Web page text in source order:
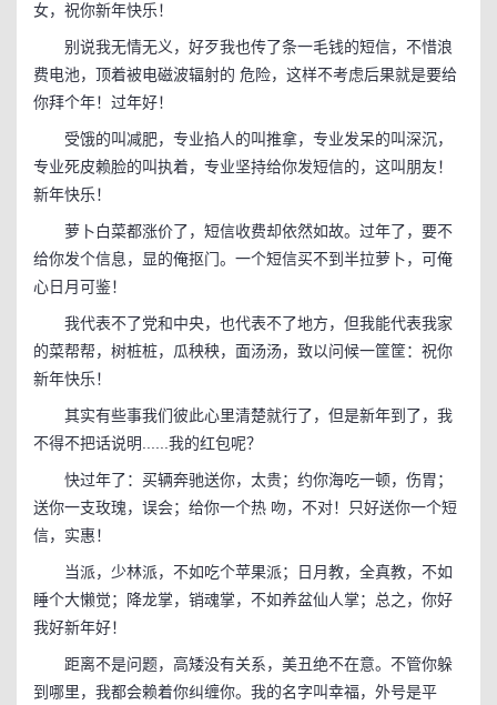
女，祝你新年快乐！
别说我无情无义，好歹我也传了条一毛钱的短信，不惜浪
费电池，顶着被电磁波辐射的 危险，这样不考虑后果就是要给
你拜个年！过年好！
受饿的叫减肥，专业掐人的叫推拿，专业发呆的叫深沉，
专业死皮赖脸的叫执着，专业坚持给你发短信的，这叫朋友！
新年快乐！
萝卜白菜都涨价了，短信收费却依然如故。过年了，要不
给你发个信息，显的俺抠门。一个短信买不到半拉萝卜，可俺
心日月可鉴！
我代表不了党和中央，也代表不了地方，但我能代表我家
的菜帮帮，树桩桩，瓜秧秧，面汤汤，致以问候一筐筐：祝你
新年快乐！
其实有些事我们彼此心里清楚就行了，但是新年到了，我
不得不把话说明......我的红包呢？
快过年了：买辆奔驰送你，太贵；约你海吃一顿，伤胃；
送你一支玫瑰，误会；给你一个热 吻，不对！只好送你一个短
信，实惠！
当派，少林派，不如吃个苹果派；日月教，全真教，不如
睡个大懒觉；降龙掌，销魂掌，不如养盆仙人掌；总之，你好
我好新年好！
距离不是问题，高矮没有关系，美丑绝不在意。不管你躲
到哪里，我都会赖着你纠缠你。我的名字叫幸福，外号是平